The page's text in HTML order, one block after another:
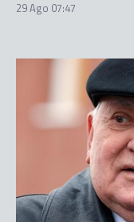
29 Ago 07:47